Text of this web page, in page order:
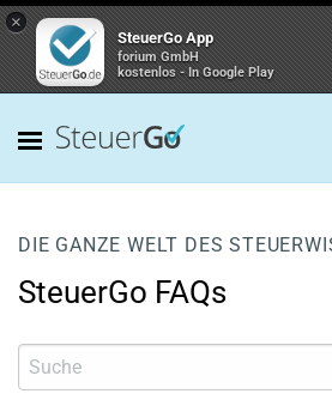
×
SteuerGo App
forium GmbH
kostenlos - In Google Play
DIE GANZE WELT DES
SteuerGo FAQs